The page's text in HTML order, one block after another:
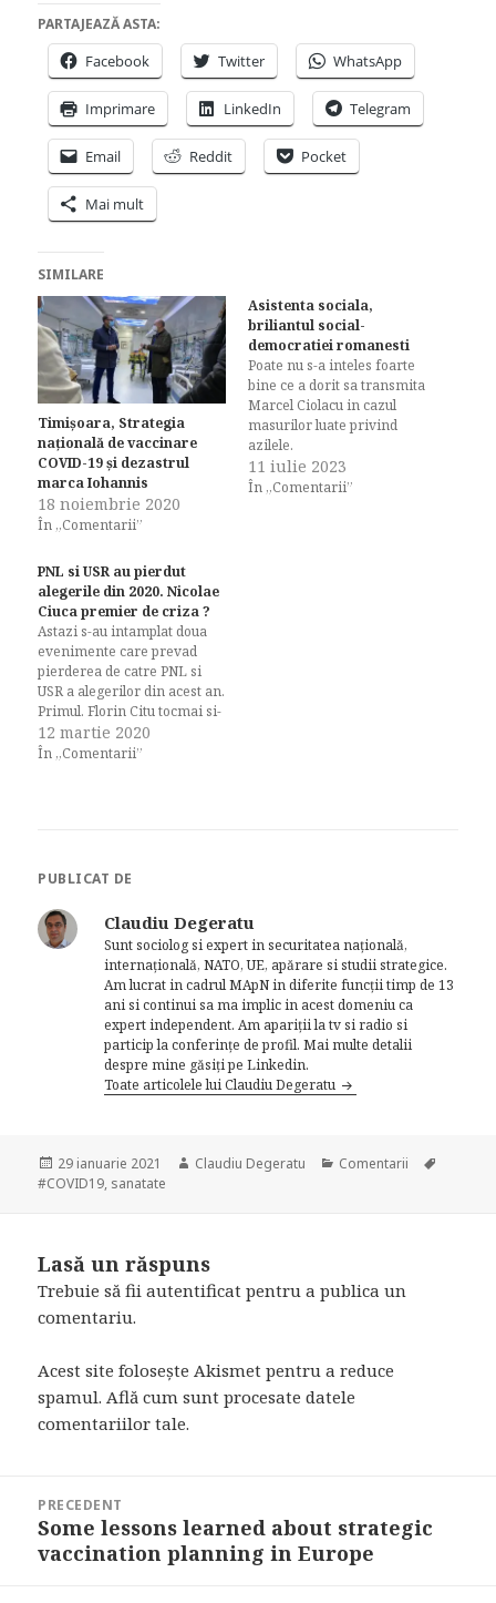
PARTAJEAZĂ ASTA:
Facebook Twitter WhatsApp
Imprimare LinkedIn Telegram
Email Reddit Pocket
Mai mult
SIMILARE
Timișoara, Strategia
națională de vaccinare
COVID-19 și dezastrul
marca Iohannis
18 noiembrie 2020
În „Comentarii”
Asistenta sociala,
briliantul social-
democratiei romanesti
Poate nu s-a inteles foarte
bine ce a dorit sa transmita
Marcel Ciolacu in cazul
masurilor luate privind
azilele.
11 iulie 2023
În „Comentarii”
PNL si USR au pierdut
alegerile din 2020. Nicolae
Ciuca premier de criza ?
Astazi s-au intamplat doua
evenimente care prevad
pierderea de catre PNL si
USR a alegerilor din acest an.
Primul. Florin Citu tocmai si-
a depus mandatul de
premier desemnat in plina
12 martie 2020
În „Comentarii”
PUBLICAT DE
Claudiu Degeratu
Sunt sociolog si expert in securitatea națională,
internațională, NATO, UE, apărare si studii strategice.
Am lucrat in cadrul MApN in diferite funcții timp de 13
ani si continui sa ma implic in acest domeniu ca
expert independent. Am apariții la tv si radio si
particip la conferințe de profil. Mai multe detalii
despre mine găsiți pe Linkedin.
Toate articolele lui Claudiu Degeratu
Publicat
pe
29 ianuarie 2021 Autor
Claudiu Degeratu Categorii
Comentarii
#COVID19, sanatate
Lasă un răspuns
Trebuie să fiiautentificat pentru a publica un
comentariu.
Acest site folosește Akismet pentru a reduce
spamul.Află cum sunt procesate datele
comentariilor tale.
articole
PRECEDENT
Articolul
anterior:
Some lessons learned about strategic
vaccination planning in Europe